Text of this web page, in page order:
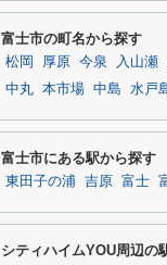
富士市の町名から探す
松岡 厚原 今泉 入山瀬
中丸 本市場 中島 水戸
富士市にある駅から探す
東田子の浦 吉原 富士
シティハイムYOU周辺の